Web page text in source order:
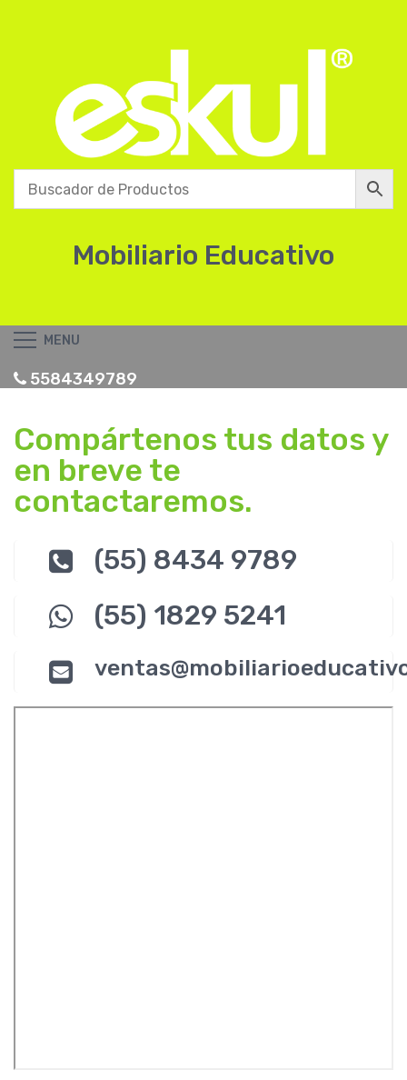
Mobiliario Educativo
MENU
5584349789
Compártenos tus datos y
en breve te
contactaremos.
(55) 8434 9789
(55) 1829 5241